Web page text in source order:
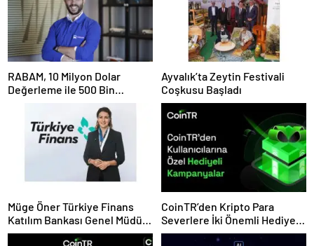
RABAM, 10 Milyon Dolar
Değerleme ile 500 Bin
Dolarlık Yatırım Aldı
Ayvalık’ta Zeytin Festivali
Coşkusu Başladı
Müge Öner Türkiye Finans
Katılım Bankası Genel Müdür
Vekili Oldu
CoinTR’den Kripto Para
Severlere İki Önemli Hediye
Kampanyası